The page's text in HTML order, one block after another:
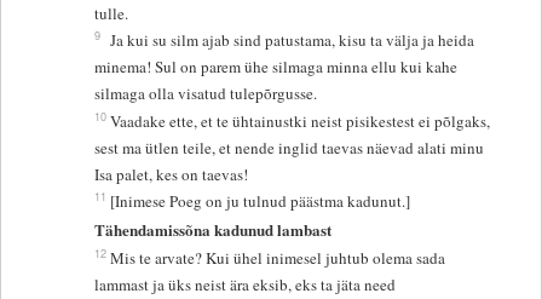
tulle.
9 Ja kui su silm ajab sind patustama, kisu ta välja ja heida
minema! Sul on parem ühe silmaga minna ellu kui kahe
silmaga olla visatud tulepõrgusse.
10 Vaadake ette, et te ühtainustki neist pisikestest ei põlgaks,
sest ma ütlen teile, et nende inglid taevas näevad alati minu
Isa palet, kes on taevas!
11 [Inimese Poeg on ju tulnud päästma kadunut.]
Tähendamissõna kadunud lambast
12 Mis te arvate? Kui ühel inimesel juhtub olema sada
lammast ja üks neist ära eksib, eks ta jäta need